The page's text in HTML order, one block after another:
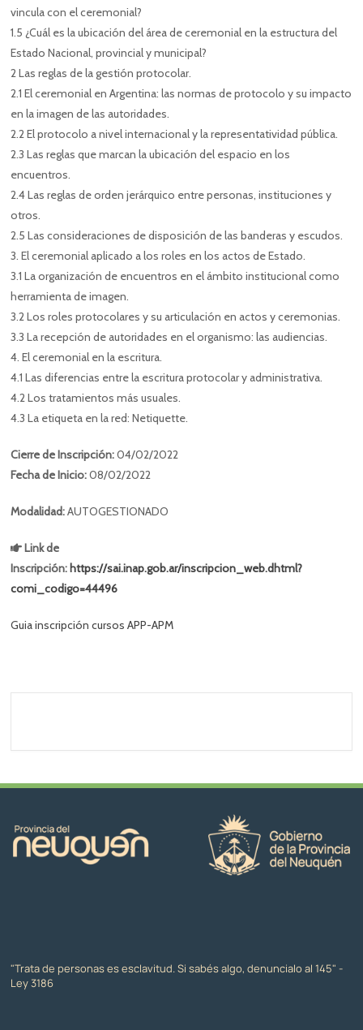
vincula con el ceremonial?
1.5 ¿Cuál es la ubicación del área de ceremonial en la estructura del
Estado Nacional, provincial y municipal?
2 Las reglas de la gestión protocolar.
2.1 El ceremonial en Argentina: las normas de protocolo y su impacto
en la imagen de las autoridades.
2.2 El protocolo a nivel internacional y la representatividad pública.
2.3 Las reglas que marcan la ubicación del espacio en los
encuentros.
2.4 Las reglas de orden jerárquico entre personas, instituciones y
otros.
2.5 Las consideraciones de disposición de las banderas y escudos.
3. El ceremonial aplicado a los roles en los actos de Estado.
3.1 La organización de encuentros en el ámbito institucional como
herramienta de imagen.
3.2 Los roles protocolares y su articulación en actos y ceremonias.
3.3 La recepción de autoridades en el organismo: las audiencias.
4. El ceremonial en la escritura.
4.1 Las diferencias entre la escritura protocolar y administrativa.
4.2 Los tratamientos más usuales.
4.3 La etiqueta en la red: Netiquette.
Cierre de Inscripción:04/02/2022
Fecha de Inicio:08/02/2022
Modalidad:AUTOGESTIONADO
Link de
Inscripción: https://sai.inap.gob.ar/inscripcion_web.dhtml?
comi_codigo=44496
Guia inscripción cursos APP-APM
"Trata de personas es esclavitud. Si sabés algo, denuncialo al 145" -
Ley 3186